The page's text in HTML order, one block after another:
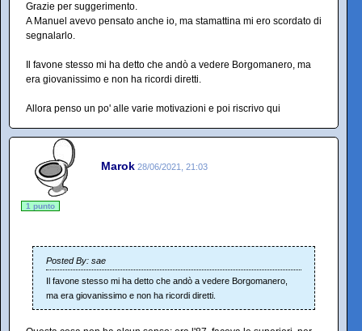
Grazie per suggerimento.
A Manuel avevo pensato anche io, ma stamattina mi ero scordato di
segnalarlo.
Il favone stesso mi ha detto che andò a vedere Borgomanero, ma
era giovanissimo e non ha ricordi diretti.
Allora penso un po' alle varie motivazioni e poi riscrivo qui
Marok 28/06/2021, 21:03
1 punto
Posted By: sae
Il favone stesso mi ha detto che andò a vedere Borgomanero,
ma era giovanissimo e non ha ricordi diretti.